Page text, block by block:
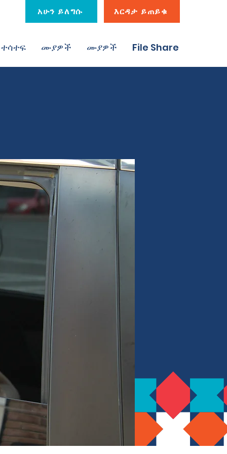
አሁን ይለግሱ እርዳታ ይጠይቁ
ተሳተፍ ሙያዎች ሙያዎች File Share